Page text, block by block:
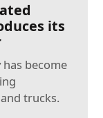
its
become
trucks.